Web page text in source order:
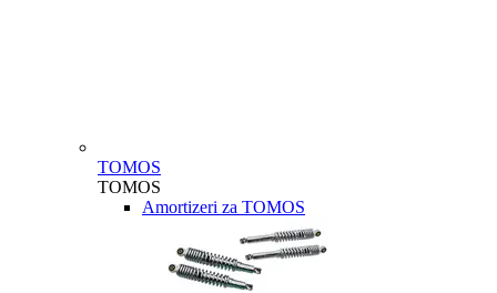
TOMOS
TOMOS
Amortizeri za TOMOS